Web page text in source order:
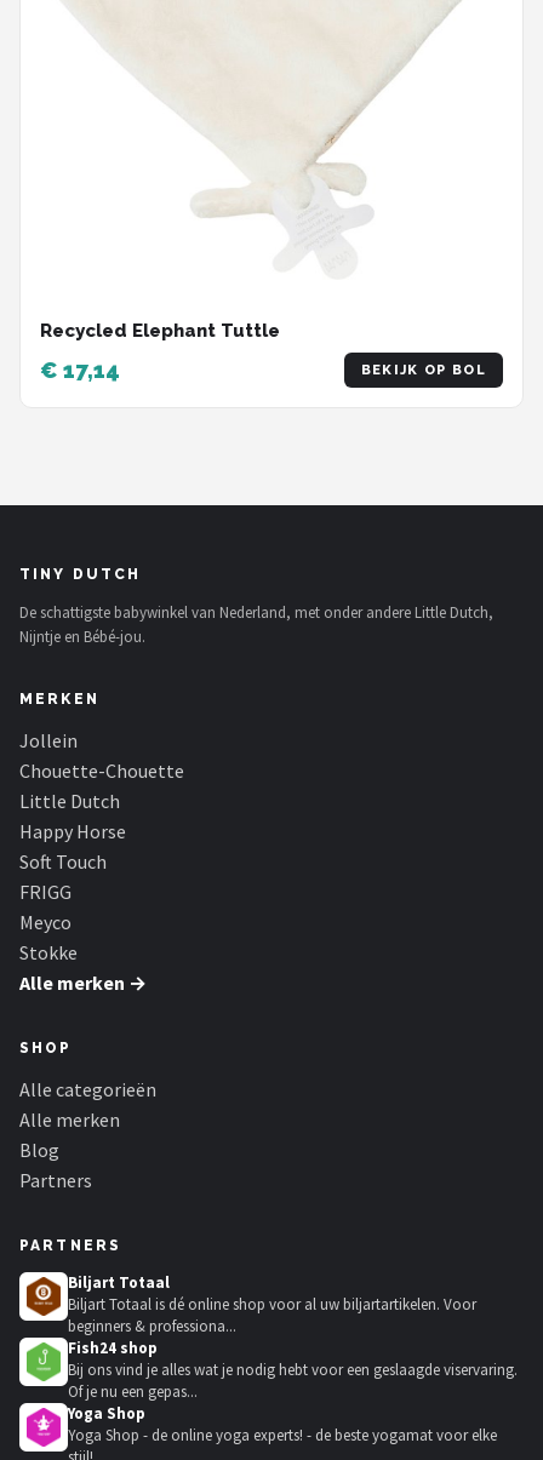
Recycled Elephant Tuttle
€ 17,14 BEKIJK OP BOL
TINY DUTCH
De schattigste babywinkel van Nederland, met onder andere Little Dutch,
Nijntje en Bébé-jou.
MERKEN
Jollein
Chouette-Chouette
Little Dutch
Happy Horse
Soft Touch
FRIGG
Meyco
Stokke
Alle merken →
SHOP
Alle categorieën
Alle merken
Blog
Partners
PARTNERS
Biljart Totaal
Biljart Totaal is dé online shop voor al uw biljartartikelen. Voor
beginners & professiona...
Fish24 shop
Bij ons vind je alles wat je nodig hebt voor een geslaagde viservaring.
Of je nu een gepas...
Yoga Shop
Yoga Shop - de online yoga experts! - de beste yogamat voor elke